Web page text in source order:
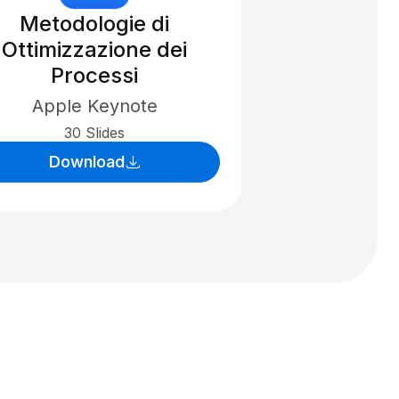
Metodologie di
Ottimizzazione dei
Processi
Apple Keynote
30 Slides
Download